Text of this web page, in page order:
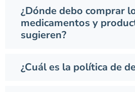
¿Dónde debo comprar
medicamentos y
sugieren?
¿Cuál es la política de